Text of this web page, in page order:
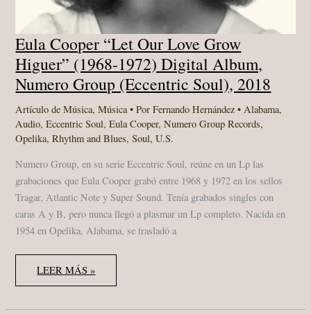
Eula Cooper “Let Our Love Grow
Higuer” (1968-1972) Digital Album,
Numero Group (Eccentric Soul), 2018
Artículo de Música,Música• PorFernando Hernández•Alabama,
Audio,Eccentric Soul,Eula Cooper,Numero Group Records,
Opelika,Rhythm and Blues,Soul,U.S.
Numero Group, en su serie Eccentric Soul, reúne en un Lp las
grabaciones que Eula Cooper grabó entre 1968 y 1972 en los sellos
Tragar, Atlantic Note y Super Sound. Tenía grabados singles con
caras A y B, pero nunca llegó a plasmar un Lp completo. Nacida en
1954 en Opelika, Alabama, se trasladó a
EULA
COOPER
“LET
LOVE
LEER MÁS »